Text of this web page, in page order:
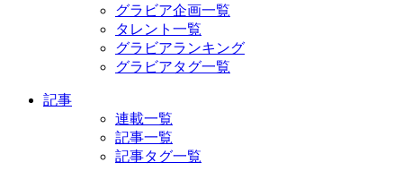
グラビア企画一覧
タレント一覧
グラビアランキング
グラビアタグ一覧
記事
連載一覧
記事一覧
記事タグ一覧